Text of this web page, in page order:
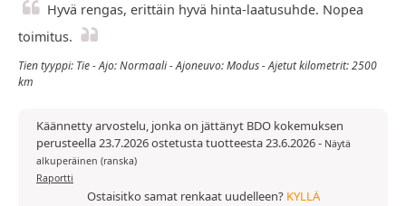
Hyvä rengas, erittäin hyvä hinta-laatusuhde. Nopea
toimitus.
Tien tyyppi: Tie - Ajo: Normaali - Ajoneuvo: Modus - Ajetut kilometrit: 2500
km
Käännetty arvostelu, jonka on jättänyt BDO kokemuksen
perusteella 23.7.2026 ostetusta tuotteesta 23.6.2026- Näytä
alkuperäinen (ranska)
Raportti
Ostaisitko samat renkaat uudelleen? KYLLÄ